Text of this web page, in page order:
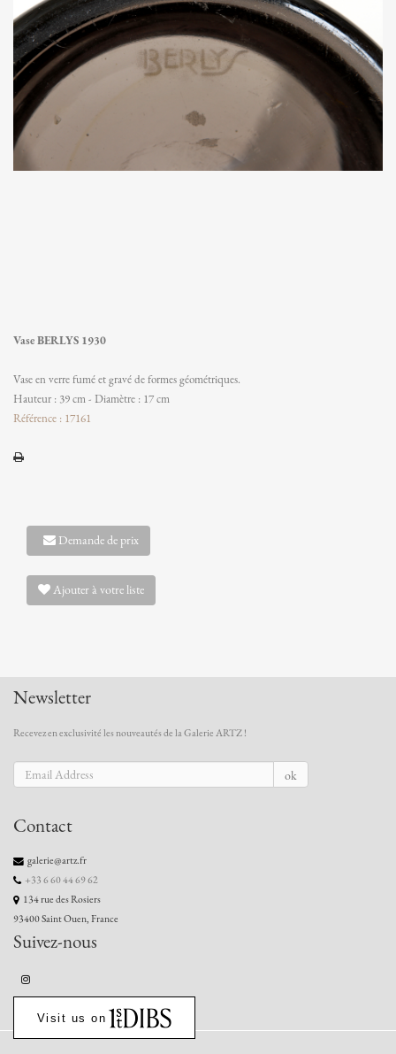
Vase BERLYS 1930
Vase en verre fumé et gravé de formes géométriques.
Hauteur : 39 cm - Diamètre : 17 cm
Référence : 17161
Demande de prix
Ajouter à votre liste
Newsletter
Recevez en exclusivité les nouveautés de la Galerie ARTZ !
ok
Contact
galerie@artz.fr
+33 6 60 44 69 62
134 rue des Rosiers
93400 Saint Ouen, France
Suivez-nous
Visit us on